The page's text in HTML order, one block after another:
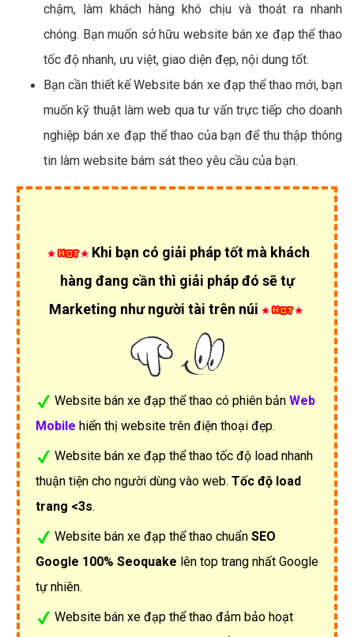
chậm, làm khách hàng khó chịu và thoát ra nhanh
chóng. Bạn muốn sở hữu website bán xe đạp thể thao
tốc độ nhanh, ưu việt, giao diện đẹp, nội dung tốt.
Bạn cần thiết kế Website bán xe đạp thể thao mới, bạn
muốn kỹ thuật làm web qua tư vấn trực tiếp cho doanh
nghiệp bán xe đạp thể thao của bạn để thu thập thông
tin làm website bám sát theo yêu cầu của bạn.
Khi bạn có giải pháp tốt mà khách
hàng đang cần thì giải pháp đó sẽ tự
Marketing như người tài trên núi
Website bán xe đạp thể thao có phiên bản Web
Mobile hiển thị website trên điện thoại đẹp.
Website bán xe đạp thể thao tốc độ load nhanh
thuận tiện cho người dùng vào web. Tốc độ load
trang <3s.
Website bán xe đạp thể thao chuẩn SEO
Google 100% Seoquake lên top trang nhất Google
tự nhiên.
Website bán xe đạp thể thao đảm bảo hoạt